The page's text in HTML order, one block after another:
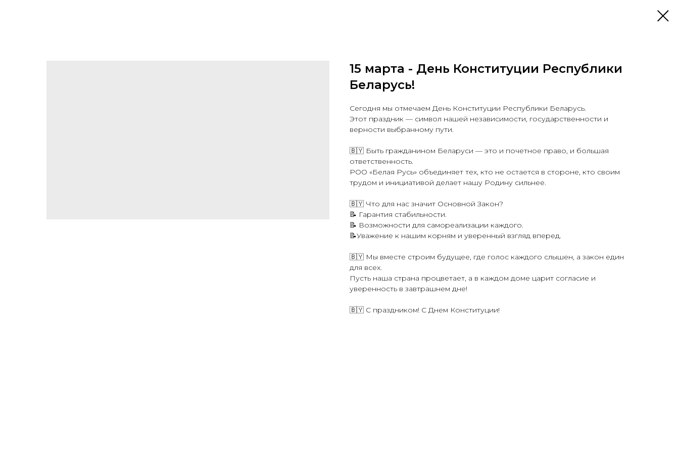
15 марта - День Конституции Республики
Беларусь!
Сегодня мы отмечаем День Конституции Республики Беларусь.
Этот праздник — символ нашей независимости, государственности и
верности выбранному пути.
🇧🇾 Быть гражданином Беларуси — это и почетное право, и большая
ответственность.
РОО «Белая Русь» объединяет тех, кто не остается в стороне, кто своим
трудом и инициативой делает нашу Родину сильнее.
🇧🇾 Что для нас значит Основной Закон?
📝 Гарантия стабильности.
📝 Возможности для самореализации каждого.
📝Уважение к нашим корням и уверенный взгляд вперед.
🇧🇾 Мы вместе строим будущее, где голос каждого слышен, а закон един
для всех.
Пусть наша страна процветает, а в каждом доме царит согласие и
уверенность в завтрашнем дне!
🇧🇾 С праздником! С Днем Конституции!